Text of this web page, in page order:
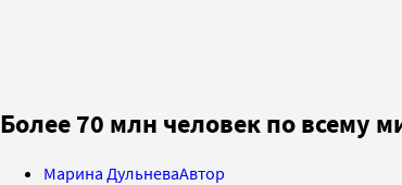
Более 70 млн человек по всему
Марина ДульневаАвтор